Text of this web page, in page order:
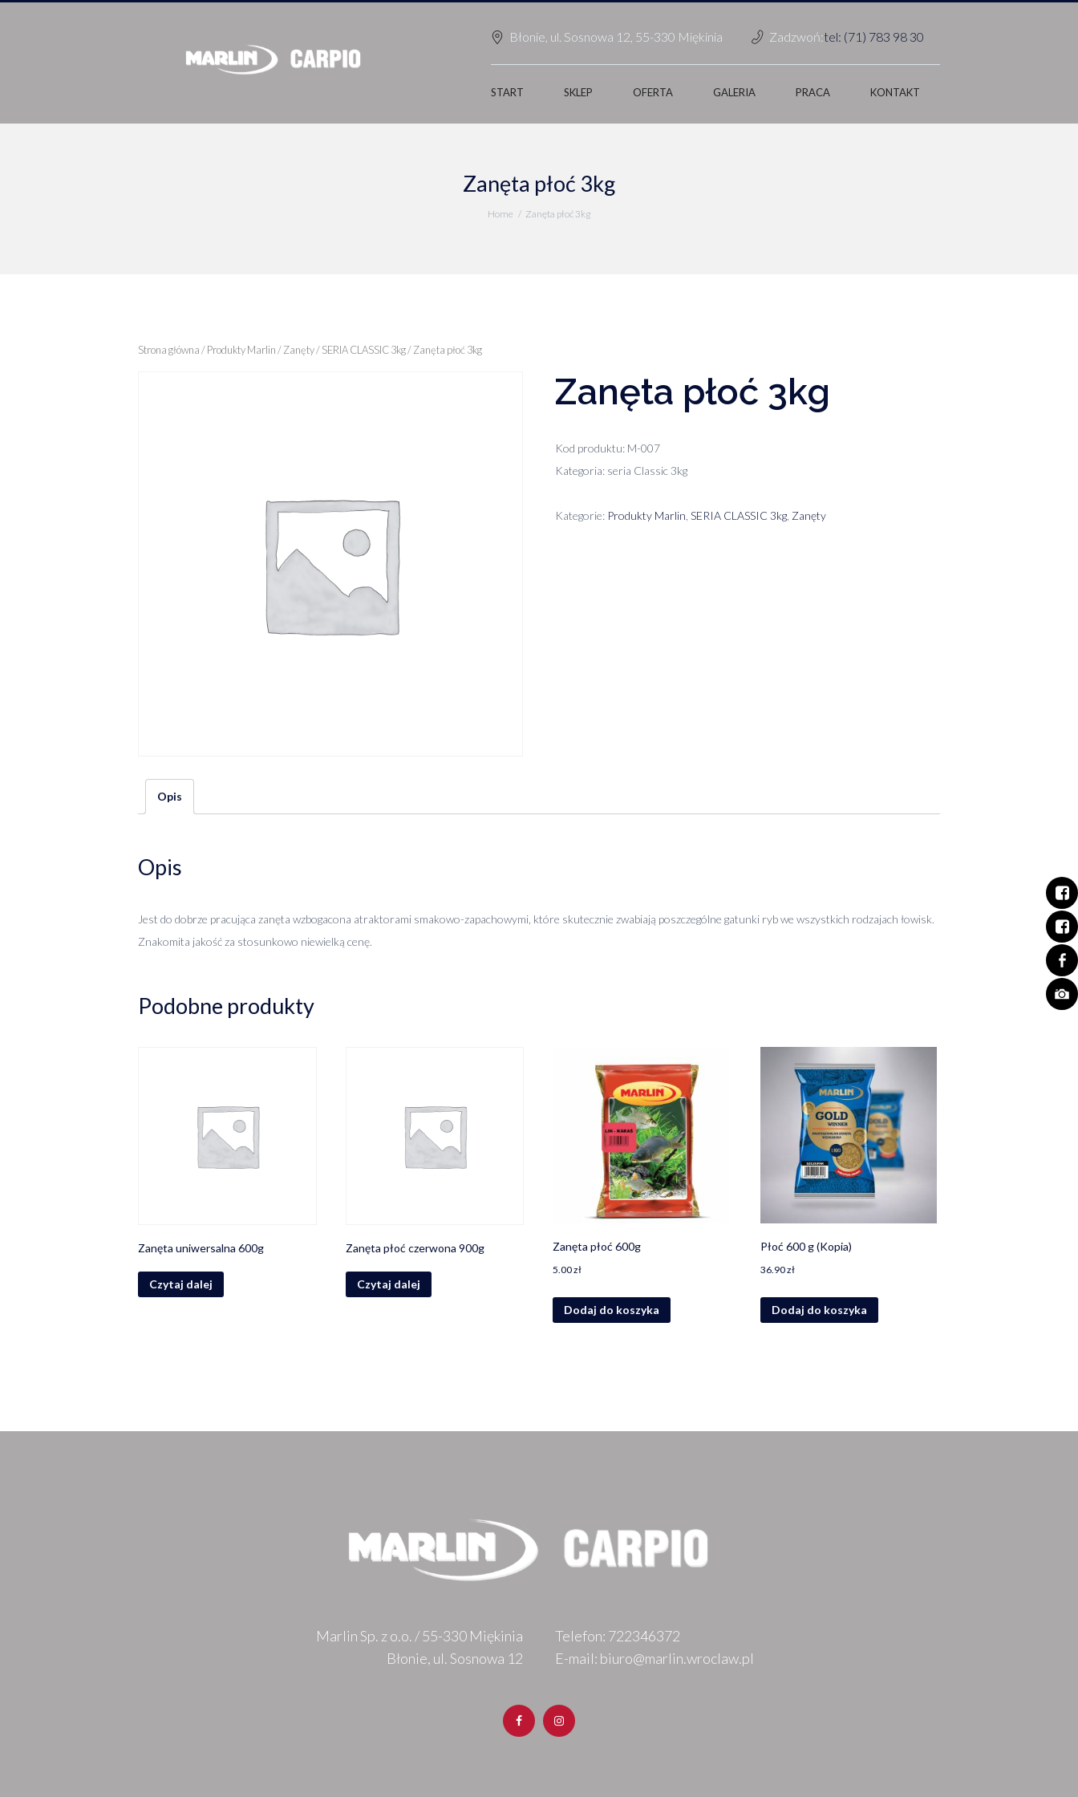
Błonie, ul. Sosnowa 12, 55-330 Miękinia Zadzwoń:tel: (71) 783 98 30
START SKLEP OFERTA GALERIA PRACA KONTAKT
Zanęta płoć 3kg
Home Zanęta płoć 3kg
Strona główna/Produkty Marlin/Zanęty/SERIA CLASSIC 3kg/ Zanęta płoć 3kg
Zanęta płoć 3kg
Kod produktu: M-007
Kategoria: seria Classic 3kg
Kategorie: Produkty Marlin SERIA CLASSIC 3kg Zanęty
Opis
Opis
Jest do dobrze pracująca zanęta wzbogacona atraktorami smakowo-zapachowymi, które skutecznie zwabiają poszczególne gatunki ryb we wszystkich rodzajach łowisk.
Znakomita jakość za stosunkowo niewielką cenę.
Podobne produkty
Zanęta uniwersalna 600g
Czytaj dalej
Zanęta płoć czerwona 900g
Czytaj dalej
Zanęta płoć 600g
5.00zł
Dodaj do koszyka
Płoć 600 g (Kopia)
36.90zł
Dodaj do koszyka
Telefon: 722346372
E-mail: biuro@marlin.wroclaw.pl
Marlin Sp. z o.o. / 55-330 Miękinia
Błonie, ul. Sosnowa 12